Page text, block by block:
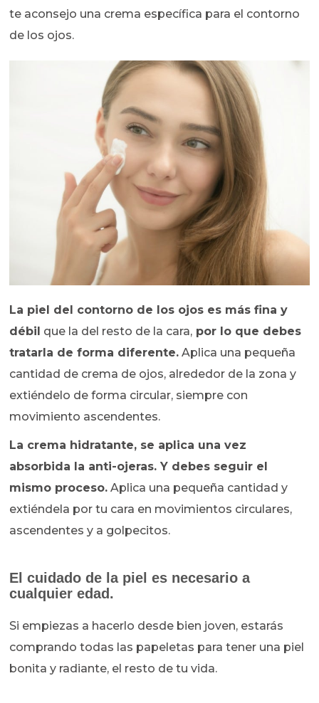
te aconsejo una crema específica para el contorno
de los ojos.
La piel del contorno de los ojos es más fina y
débil que la del resto de la cara, por lo que debes
tratarla de forma diferente. Aplica una pequeña
cantidad de crema de ojos, alrededor de la zona y
extiéndelo de forma circular, siempre con
movimiento ascendentes.
La crema hidratante, se aplica una vez
absorbida la anti-ojeras. Y debes seguir el
mismo proceso. Aplica una pequeña cantidad y
extiéndela por tu cara en movimientos circulares,
ascendentes y a golpecitos.
El cuidado de la piel es necesario a
cualquier edad.
Si empiezas a hacerlo desde bien joven, estarás
comprando todas las papeletas para tener una piel
bonita y radiante, el resto de tu vida.